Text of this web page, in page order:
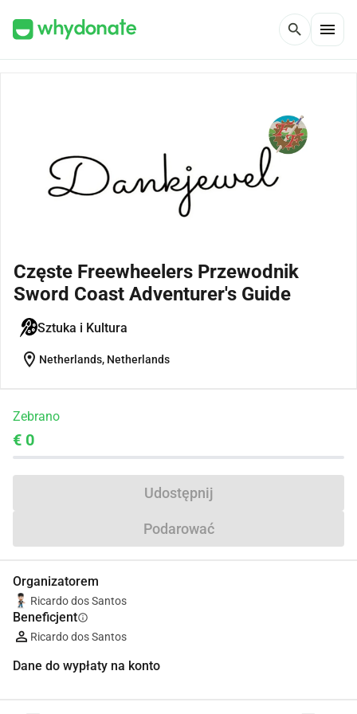
search menu
Częste Freewheelers Przewodnik
Sword Coast Adventurer's Guide
Sztuka i Kultura
location_on Netherlands, Netherlands
Zebrano
€ 0
Udostępnij
Podarować
Organizatorem
Ricardo dos Santos
Beneficjentinfo
Ricardo dos Santos
Dane do wypłaty na konto